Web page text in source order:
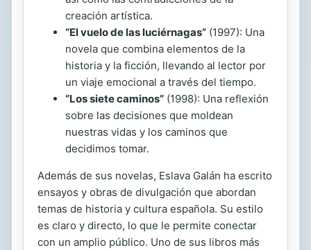
creación artística.
“El vuelo de las luciérnagas” (1997): Una
novela que combina elementos de la
historia y la ficción, llevando al lector por
un viaje emocional a través del tiempo.
“Los siete caminos” (1998): Una reflexión
sobre las decisiones que moldean
nuestras vidas y los caminos que
decidimos tomar.
Además de sus novelas, Eslava Galán ha escrito
ensayos y obras de divulgación que abordan
temas de historia y cultura española. Su estilo
es claro y directo, lo que le permite conectar
con un amplio público. Uno de sus libros más